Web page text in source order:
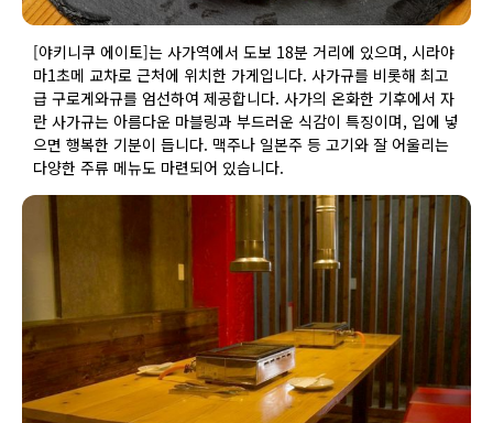
[야키니쿠 에이토]는 사가역에서 도보 18분 거리에 있으며, 시라야
마1초메 교차로 근처에 위치한 가게입니다. 사가규를 비롯해 최고
급 구로게와규를 엄선하여 제공합니다. 사가의 온화한 기후에서 자
란 사가규는 아름다운 마블링과 부드러운 식감이 특징이며, 입에 넣
으면 행복한 기분이 듭니다. 맥주나 일본주 등 고기와 잘 어울리는
다양한 주류 메뉴도 마련되어 있습니다.